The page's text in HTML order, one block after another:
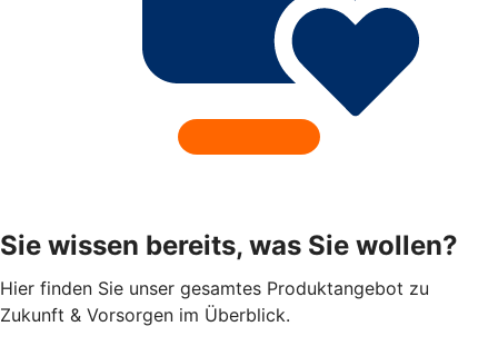
Sie wissen bereits, was Sie wollen?
Hier finden Sie unser gesamtes Produktangebot zu
Zukunft & Vorsorgen im Überblick.